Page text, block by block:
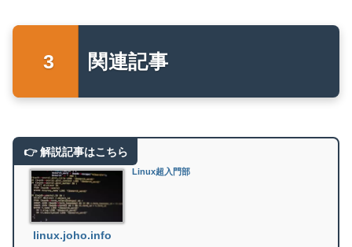
関連記事
Linux超入門部
linux.joho.info